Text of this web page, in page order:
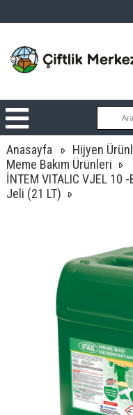
Anasayfa Hijyen
Meme Bakım Ürünleri
İNTEM VITALIC VJEL 10
Jeli (21 LT)